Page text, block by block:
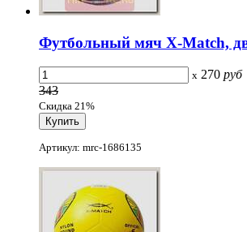
Футбольный мяч X-Match,
x 270 руб
343
Скидка 21%
Артикул: mrc-1686135